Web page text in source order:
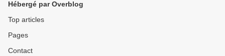
Hébergé par Overblog
Top articles
Pages
Contact